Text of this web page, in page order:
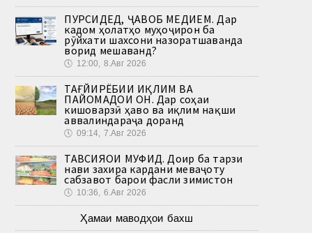
ПУРСИДЕД, ҶАВОБ МЕДИҲЕМ. Дар
кадом ҳолатҳо муҳоҷирон ба
рӯйхати шахсони назоратшаванда
ворид мешаванд?
🕔 12:00, 8.Авг 2026
ТАҒЙИРЁБИИ ИҚЛИМ ВА
ПАЙОМАДҲОИ ОН. Дар соҳаи
кишоварзӣ ҳаво ва иқлим нақши
аввалиндараҷа доранд
🕔 09:14, 7.Авг 2026
ТАВСИЯҲОИ МУФИД. Доир ба тарзи
нави захира кардани меваҷоту
сабзавот барои фасли зимистон
🕔 10:36, 6.Авг 2026
Ҳамаи маводҳои бахш